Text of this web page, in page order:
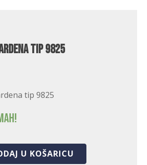
tip 9825
tip 9825
U KOŠARICU